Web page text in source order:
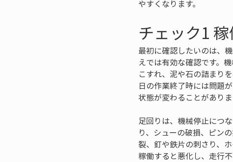
やすくなります。
チェック1
最初に確認したいのは、
えでは有効な確認です。
こすれ、泥や石の詰まり
日の作業終了時には問題
状態が変わることがありま
足回りは、機械停止につ
り、シューの破損、ピン
裂、釘や鉄片の刺さり、
稼働すると悪化し、走行